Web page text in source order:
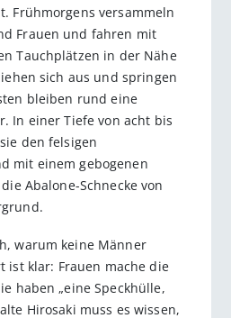
Frühmorgens versammeln
Frauen und fahren mit
Tauchplätzen in der Nähe
sich aus und springen
bleiben rund eine
In einer Tiefe von acht bis
den felsigen
mit einem gebogenen
Abalone-Schnecke von
warum keine Männer
ist klar: Frauen mache die
haben „eine Speckhülle,
Hirosaki muss es wissen,